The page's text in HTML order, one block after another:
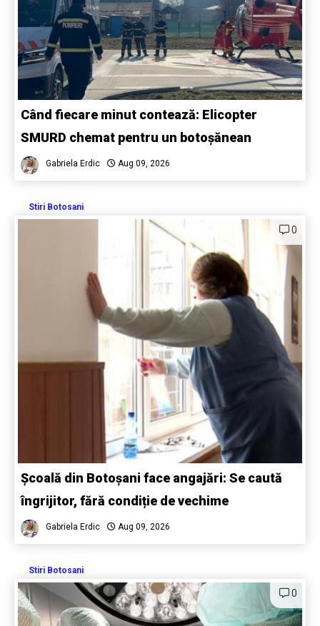
Când fiecare minut contează: Elicopter
SMURD chemat pentru un botoșănean
Gabriela Erdic Aug 09, 2026
Stiri Botosani
0
Școală din Botoșani face angajări: Se caută
îngrijitor, fără condiție de vechime
Gabriela Erdic Aug 09, 2026
Stiri Botosani
0